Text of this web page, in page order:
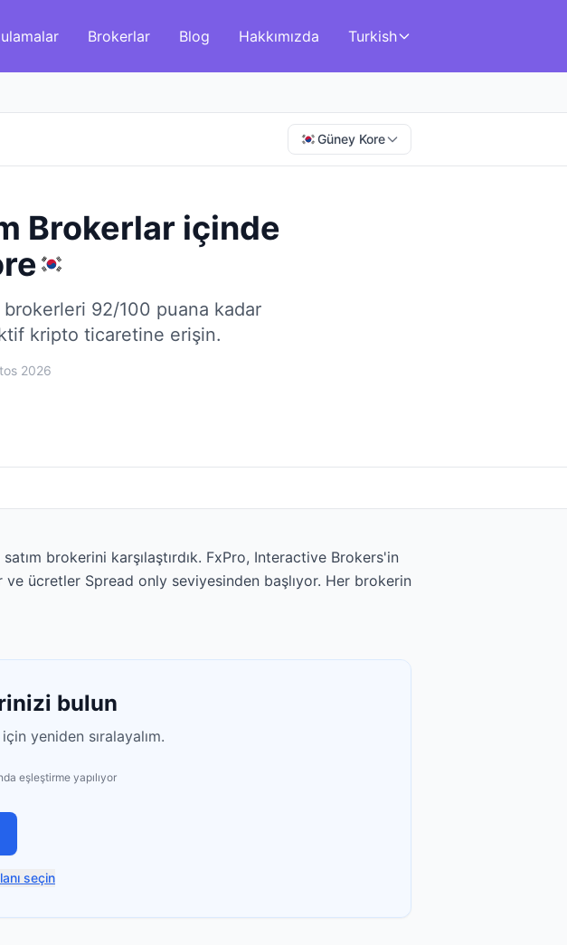
Brokerlar Blog Hakkımızda Turkish
Güney Kore
Brokerlar içinde
brokerleri 92/100 puana kadar
kripto ticaretine erişin.
2026
brokerini karşılaştırdık. FxPro, Interactive Brokers'in
ve ücretler Spread only seviyesinden başlıyor. Her brokerin
bulun
yeniden sıralayalım.
eşleştirme yapılıyor
seçin